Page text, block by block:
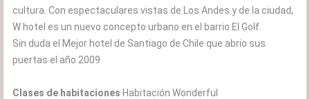
cultura. Con espectaculares vistas de Los Andes y de la ciudad,
W hotel es un nuevo concepto urbano en el barrio El Golf.
Sin duda el Mejor hotel de Santiago de Chile que abrio sus
puertas el año 2009
Clases de habitaciones Habitación Wonderful